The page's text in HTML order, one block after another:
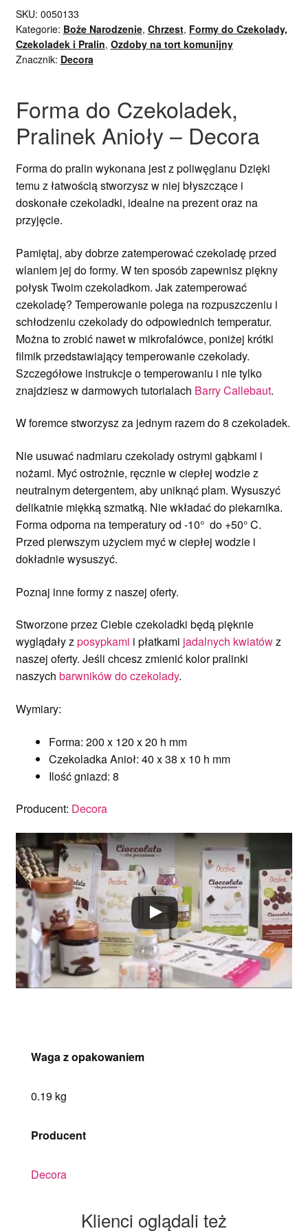
SKU: 0050133
Kategorie: Boże Narodzenie, Chrzest, Formy do Czekolady,
Czekoladek i Pralin, Ozdoby na tort komunijny
Znacznik: Decora
Forma do Czekoladek,
Pralinek Anioły – Decora
Forma do pralin wykonana jest z poliwęglanu Dzięki
temu z łatwością stworzysz w niej błyszczące i
doskonałe czekoladki, idealne na prezent oraz na
przyjęcie.
Pamiętaj, aby dobrze zatemperować czekoladę przed
wlaniem jej do formy. W ten sposób zapewnisz piękny
połysk Twoim czekoladkom. Jak zatemperować
czekoladę? Temperowanie polega na rozpuszczeniu i
schłodzeniu czekolady do odpowiednich temperatur.
Można to zrobić nawet w mikrofalówce, poniżej krótki
filmik przedstawiający temperowanie czekolady.
Szczegółowe instrukcje o temperowaniu i nie tylko
znajdziesz w darmowych tutorialach Barry Callebaut.
W foremce stworzysz za jednym razem do 8 czekoladek.
Nie usuwać nadmiaru czekolady ostrymi gąbkami i
nożami. Myć ostrożnie, ręcznie w ciepłej wodzie z
neutralnym detergentem, aby uniknąć plam. Wysuszyć
delikatnie miękką szmatką. Nie wkładać do piekarnika.
Forma odporna na temperatury od -10° do +50° C.
Przed pierwszym użyciem myć w ciepłej wodzie i
dokładnie wysuszyć.
Poznaj inne formy z naszej oferty.
Stworzone przez Ciebie czekoladki będą pięknie
wyglądały zposypkami i płatkami jadalnych kwiatówz
naszej oferty. Jeśli chcesz zmienić kolor pralinki
naszych barwników do czekolady.
Wymiary:
Forma: 200 x 120 x 20 h mm
Czekoladka Anioł: 40 x 38 x 10 h mm
Ilość gniazd: 8
Producent: Decora
Waga z opakowaniem
0.19 kg
Producent
Decora
Klienci oglądali też